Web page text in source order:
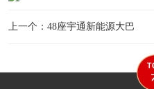
上一个：48座宇通新能源大巴